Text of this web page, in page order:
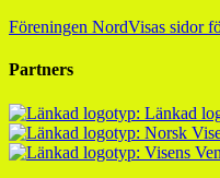
Föreningen NordVisas sidor
Partners